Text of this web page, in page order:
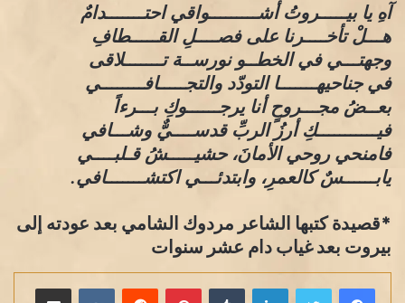
آهِ يا بيـــــروتُ أشـــــــــواقي احتـــــــدامٌ
هـــلْ تأخــــرنا على فصــــلِ القـــــطافِ
وجهتـــي في الخطــو نورســة تـــــــلاقى
في جناحيهـــــــا التودّد والتجـــــافــــــــي
بعــضُ مجـــروحٍ أنا يرجــــــوكِ بـــرءاً
فيـــــــــــكِ أرزُ الربِّ قدســــيٌّ وشـــافي
فامنحي روحي الأمانَ، حشيـــــشُ قـلبــــي
يابــــــسٌ كالعمرِ، وابتدئـــي اكتشـــــــافي.
*قصيدة كتبها الشاعر مردوك الشامي بعد عودته إلى
بيروت بعد غياب دام عشر سنوات
لينكدإن بينتيريست مشاركة عبر البريد